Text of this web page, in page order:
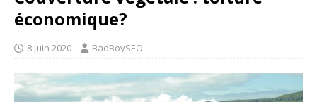
économique?
8 juin 2020 BadBoySEO